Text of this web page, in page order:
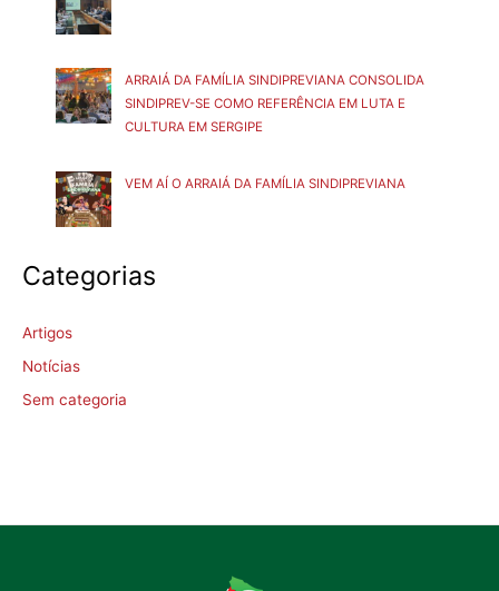
ARRAIÁ DA FAMÍLIA SINDIPREVIANA CONSOLIDA
SINDIPREV-SE COMO REFERÊNCIA EM LUTA E
CULTURA EM SERGIPE
VEM AÍ O ARRAIÁ DA FAMÍLIA SINDIPREVIANA
Categorias
Artigos
Notícias
Sem categoria